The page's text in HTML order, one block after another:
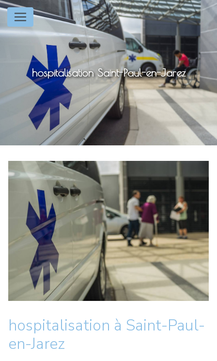
hospitalisation Saint-Paul-en-Jarez
hospitalisation à Saint-Paul-
en-Jarez
Panneau de gestion des cookies